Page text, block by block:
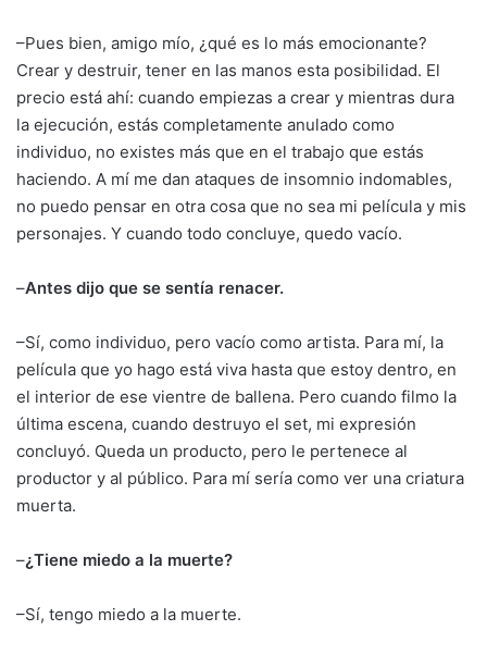
–Pues bien, amigo mío, ¿qué es lo más emocionante?
Crear y destruir, tener en las manos esta posibilidad. El
precio está ahí: cuando empiezas a crear y mientras dura
la ejecución, estás completamente anulado como
individuo, no existes más que en el trabajo que estás
haciendo. A mí me dan ataques de insomnio indomables,
no puedo pensar en otra cosa que no sea mi película y mis
personajes. Y cuando todo concluye, quedo vacío.
–Antes dijo que se sentía renacer.
–Sí, como individuo, pero vacío como artista. Para mí, la
película que yo hago está viva hasta que estoy dentro, en
el interior de ese vientre de ballena. Pero cuando filmo la
última escena, cuando destruyo el set, mi expresión
concluyó. Queda un producto, pero le pertenece al
productor y al público. Para mí sería como ver una criatura
muerta.
–¿Tiene miedo a la muerte?
–Sí, tengo miedo a la muerte.